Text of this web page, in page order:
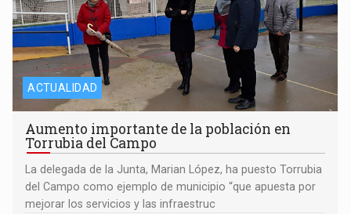
ACTUALIDAD
Aumento importante de la población en
Torrubia del Campo
La delegada de la Junta, Marian López, ha puesto Torrubia
del Campo como ejemplo de municipio “que apuesta por
mejorar los servicios y las infraestruc